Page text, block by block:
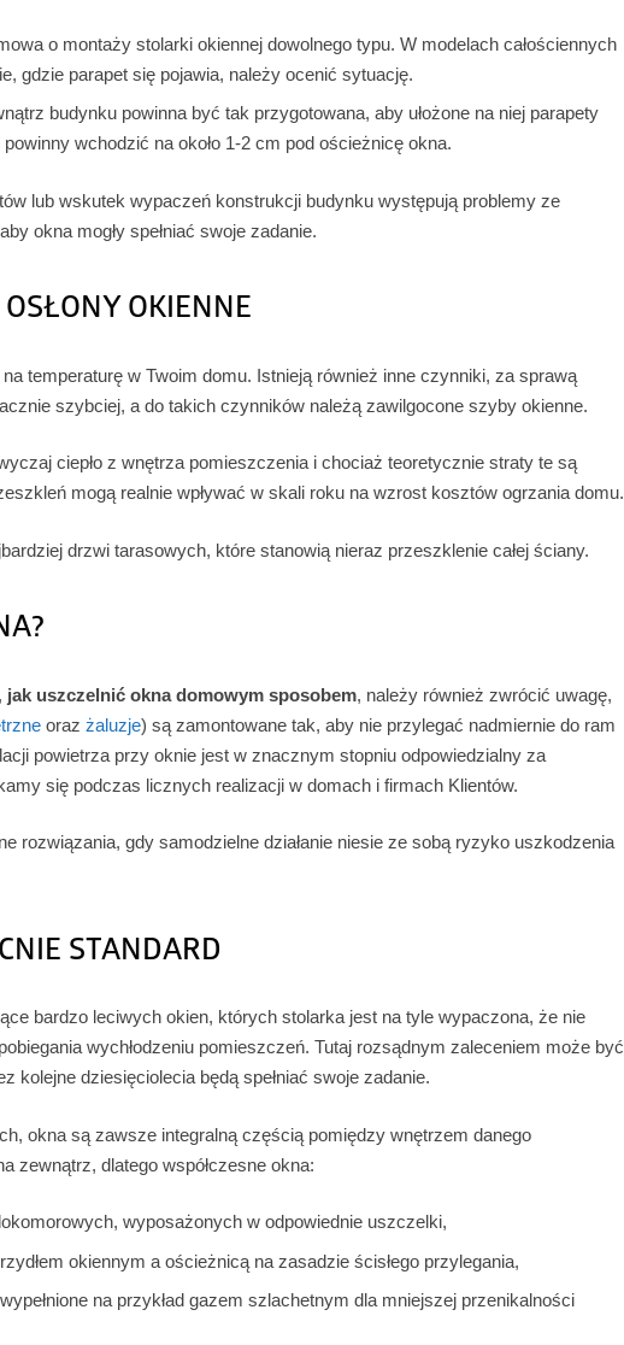
o montaży stolarki okiennej dowolnego typu. W modelach całościennych
gdzie parapet się pojawia, należy ocenić sytuację.
budynku powinna być tak przygotowana, aby ułożone na niej parapety
wchodzić na około 1-2 cm pod ościeżnicę okna.
lub wskutek wypaczeń konstrukcji budynku występują problemy ze
okna mogły spełniać swoje zadanie.
OKIENNE
temperaturę w Twoim domu. Istnieją również inne czynniki, za sprawą
szybciej, a do takich czynników należą zawilgocone szyby okienne.
ciepło z wnętrza pomieszczenia i chociaż teoretycznie straty te są
mogą realnie wpływać w skali roku na wzrost kosztów ogrzania domu.
drzwi tarasowych, które stanowią nieraz przeszklenie całej ściany.
jak uszczelnić okna domowym sposobem, należy również zwrócić uwagę,
oraz żaluzje) są zamontowane tak, aby nie przylegać nadmiernie do ram
powietrza przy oknie jest w znacznym stopniu odpowiedzialny za
się podczas licznych realizacji w domach i firmach Klientów.
rozwiązania, gdy samodzielne działanie niesie ze sobą ryzyko uszkodzenia
STANDARD
bardzo leciwych okien, których stolarka jest na tyle wypaczona, że nie
wychłodzeniu pomieszczeń. Tutaj rozsądnym zaleceniem może być
kolejne dziesięciolecia będą spełniać swoje zadanie.
okna są zawsze integralną częścią pomiędzy wnętrzem danego
zewnątrz, dlatego współczesne okna:
wyposażonych w odpowiednie uszczelki,
okiennym a ościeżnicą na zasadzie ścisłego przylegania,
na przykład gazem szlachetnym dla mniejszej przenikalności